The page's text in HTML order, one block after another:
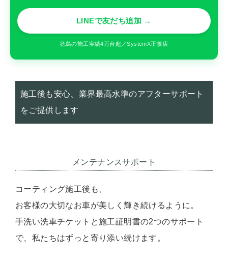
LINEで友だち追加 →
徳島の施工実績4万台超／SystemX正規店
施工後も安心、業界最高水準のアフターサポート
をご提供します
メンテナンスサポート
コーティング施工後も、
お客様の大切なお車が美しく輝き続けるように。
手洗い洗車チケットと施工証明書の2つのサポート
で、私たちはずっと寄り添い続けます。